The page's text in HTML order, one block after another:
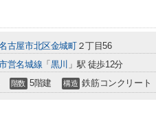
古屋市北区金城町２丁目56
営名城線 「 黒川 」駅 徒歩12分
階数 5階建 構造 鉄筋コンクリート